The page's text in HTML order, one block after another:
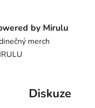
by Mirulu
merch
Diskuze